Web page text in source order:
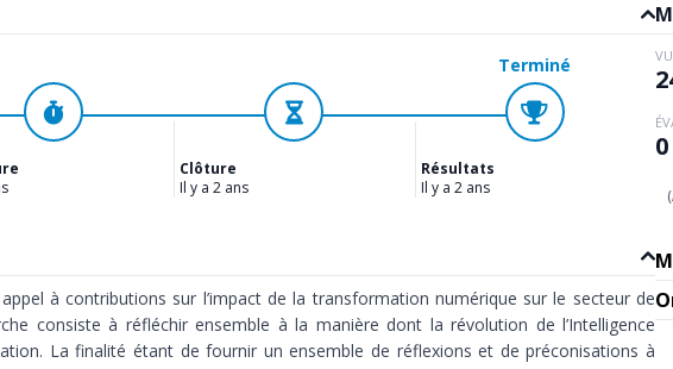
Terminé
Clôture
Il y a 2 ans
Résultats
Il y a 2 ans
à contributions sur l’impact de la transformation numérique sur le secteur de
consiste à réfléchir ensemble à la manière dont la révolution de l’Intelligence
La finalité étant de fournir un ensemble de réflexions et de préconisations à
0